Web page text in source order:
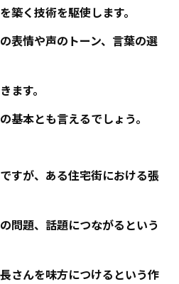
築く技術を駆使します。
表情や声のトーン、言葉の選
ます。
基本とも言えるでしょう。
すが、ある住宅街における張
問題、話題につながるという
さんを味方につけるという作